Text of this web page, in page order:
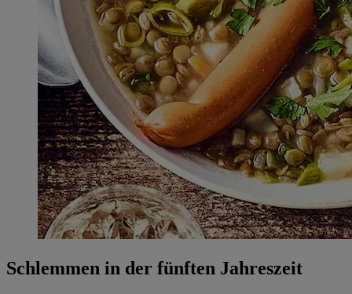
Schlemmen in der fünften Jahreszeit